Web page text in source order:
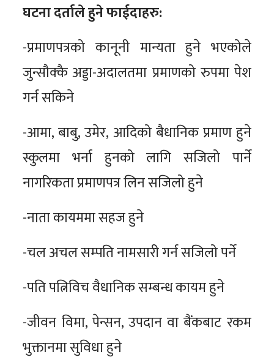
घटना दर्ताले हुने फाईदाहरु:
-प्रमाणपत्रको कानूनी मान्यता हुने भएकोले
जुन्सौक्कै अड्डा-अदालतमा प्रमाणको रुपमा पेश
गर्न सकिने
-आमा, बाबु, उमेर, आदिको बैधानिक प्रमाण हुने
स्कुलमा भर्ना हुनको लागि सजिलो पार्ने
नागरिकता प्रमाणपत्र लिन सजिलो हुने
-नाता कायममा सहज हुने
-चल अचल सम्पति नामसारी गर्न सजिलो पर्ने
-पति पत्निविच वैधानिक सम्बन्ध कायम हुने
-जीवन विमा, पेन्सन, उपदान वा बैंकबाट रकम
भुक्तानमा सुविधा हुने